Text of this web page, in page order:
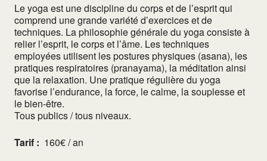
Le yoga est une discipline du corps et de l’esprit qui
comprend une grande variété d’exercices et de
techniques. La philosophie générale du yoga consiste à
relier l’esprit, le corps et l’âme. Les techniques
employées utilisent les postures physiques (asana), les
pratiques respiratoires (pranayama), la méditation ainsi
que la relaxation. Une pratique régulière du yoga
favorise l’endurance, la force, le calme, la souplesse et
le bien-être.
Tous publics / tous niveaux.
Tarif : 160€ / an